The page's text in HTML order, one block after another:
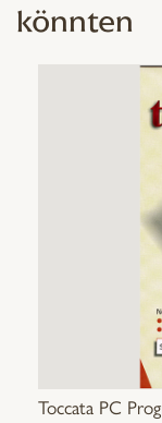
könnten
Toccata PC